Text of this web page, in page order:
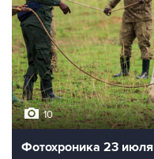
10
Фотохроника 23 июля